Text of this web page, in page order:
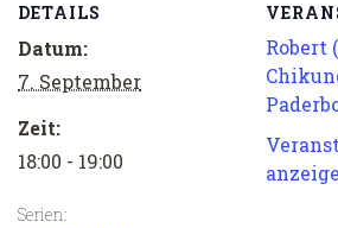
DETAILS
Datum:
7. September
Zeit:
18:00 - 19:00
Serien:
Robert